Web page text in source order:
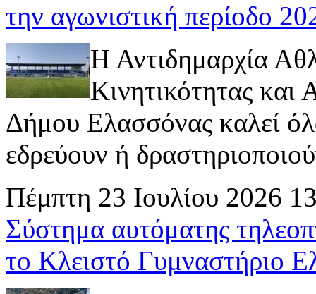
την αγωνιστική περίοδο
Η Αντιδημαρχία
Κινητικότητας
Δήμου Ελασσόνας καλεί
εδρεύουν ή
Πέμπτη 23 Ιουλίου 2026
Σύστημα αυτόματης
το Κλειστό Γυμναστήριο